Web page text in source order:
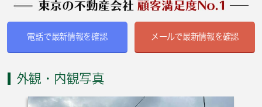
電話で最新情報を確認 メールで最新情報を確認
外観・内観写真